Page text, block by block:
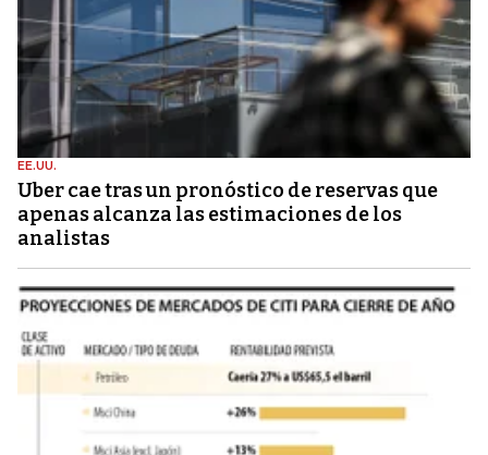
EE.UU.
Uber cae tras un pronóstico de reservas que
apenas alcanza las estimaciones de los
analistas